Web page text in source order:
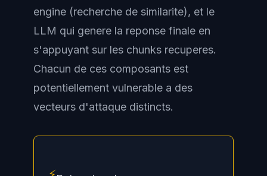
engine (recherche de similarite), et le
LLM qui genere la reponse finale en
s'appuyant sur les chunks recuperes.
Chacun de ces composants est
potentiellement vulnerable a des
vecteurs d'attaque distincts.